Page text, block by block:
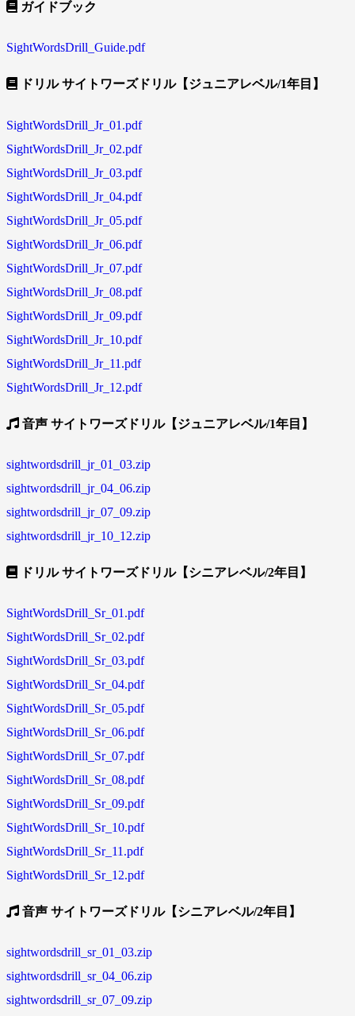
ガイドブック
SightWordsDrill_Guide.pdf
ドリル サイトワーズドリル【ジュニアレベル/1年目】
SightWordsDrill_Jr_01.pdf
SightWordsDrill_Jr_02.pdf
SightWordsDrill_Jr_03.pdf
SightWordsDrill_Jr_04.pdf
SightWordsDrill_Jr_05.pdf
SightWordsDrill_Jr_06.pdf
SightWordsDrill_Jr_07.pdf
SightWordsDrill_Jr_08.pdf
SightWordsDrill_Jr_09.pdf
SightWordsDrill_Jr_10.pdf
SightWordsDrill_Jr_11.pdf
SightWordsDrill_Jr_12.pdf
音声 サイトワーズドリル【ジュニアレベル/1年目】
sightwordsdrill_jr_01_03.zip
sightwordsdrill_jr_04_06.zip
sightwordsdrill_jr_07_09.zip
sightwordsdrill_jr_10_12.zip
ドリル サイトワーズドリル【シニアレベル/2年目】
SightWordsDrill_Sr_01.pdf
SightWordsDrill_Sr_02.pdf
SightWordsDrill_Sr_03.pdf
SightWordsDrill_Sr_04.pdf
SightWordsDrill_Sr_05.pdf
SightWordsDrill_Sr_06.pdf
SightWordsDrill_Sr_07.pdf
SightWordsDrill_Sr_08.pdf
SightWordsDrill_Sr_09.pdf
SightWordsDrill_Sr_10.pdf
SightWordsDrill_Sr_11.pdf
SightWordsDrill_Sr_12.pdf
音声 サイトワーズドリル【シニアレベル/2年目】
sightwordsdrill_sr_01_03.zip
sightwordsdrill_sr_04_06.zip
sightwordsdrill_sr_07_09.zip